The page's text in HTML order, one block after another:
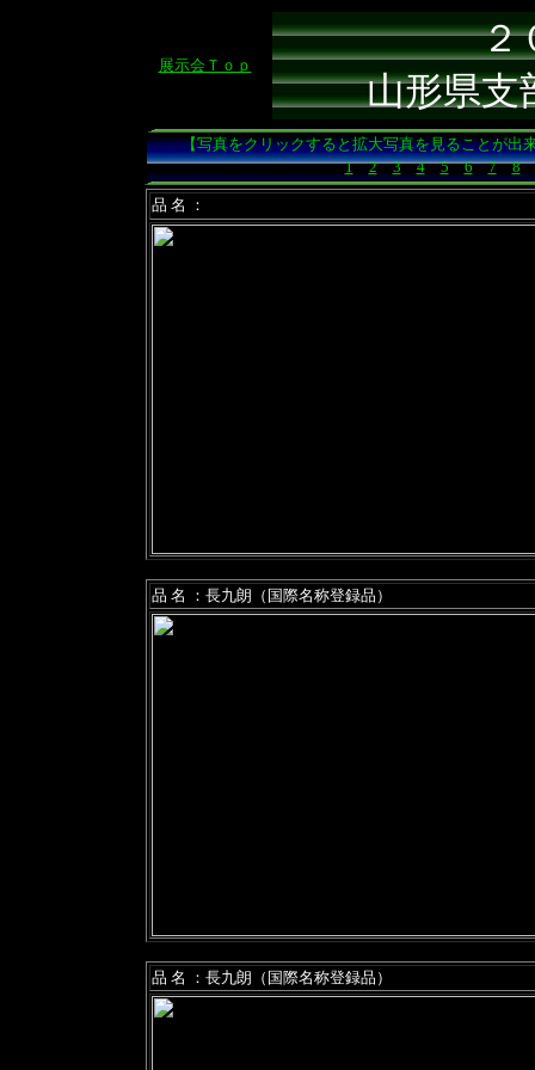
展示会Ｔｏｐ
２
山形県支
【写真をクリックすると拡大写真を見ることが出
1
2 3 4 5 6 7 8
品 名 ：
品 名 ：長九朗（国際名称登録品）
品 名 ：長九朗（国際名称登録品）